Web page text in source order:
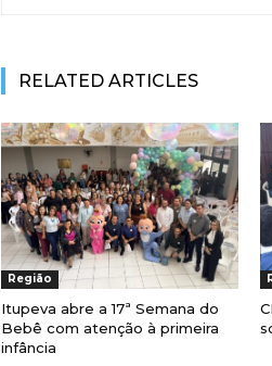
RELATED ARTICLES
Região
Itupeva abre a 17ª Semana do
Bebê com atenção à primeira
infância